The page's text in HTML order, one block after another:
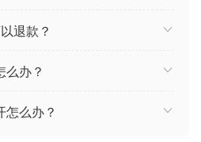
从细微校正到更机械的电子声
，调整共振峰以改变音调质量，从
退款？
么办？
怎么办？